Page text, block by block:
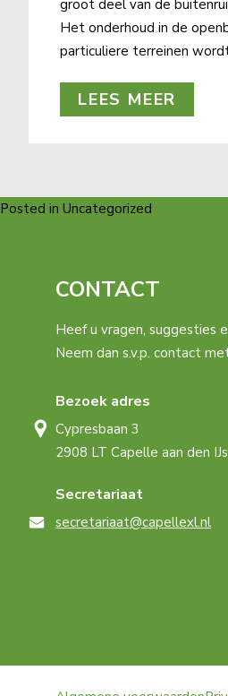
groot deel van de
Het onderhoud in de
particuliere terreinen
LEES MEER
Posted in Uncategorized
CONTACT
Heef u vragen, suggesties
Neem dan s.v.p. contact
Bezoek adres
Cypresbaan 3
2908 LT Capelle aan den
Secretariaat
secretariaat@capellexl.nl